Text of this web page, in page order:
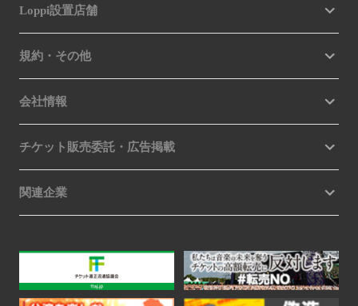
Loppi設置店舗
規約・その他
会社情報
チケット販売委託・広告掲載
関連企業